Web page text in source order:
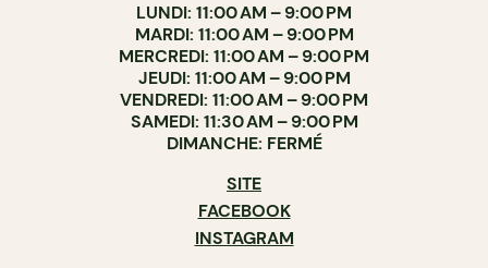
LUNDI: 11:00 AM – 9:00 PM
MARDI: 11:00 AM – 9:00 PM
MERCREDI: 11:00 AM – 9:00 PM
JEUDI: 11:00 AM – 9:00 PM
VENDREDI: 11:00 AM – 9:00 PM
SAMEDI: 11:30 AM – 9:00 PM
DIMANCHE: FERMÉ
SITE
FACEBOOK
INSTAGRAM